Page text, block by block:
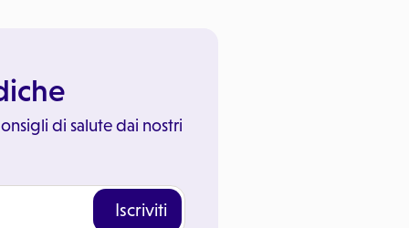
di salute dai nostri
Iscriviti